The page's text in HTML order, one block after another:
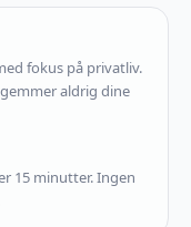
fokus på privatliv.
aldrig dine
15 minutter. Ingen